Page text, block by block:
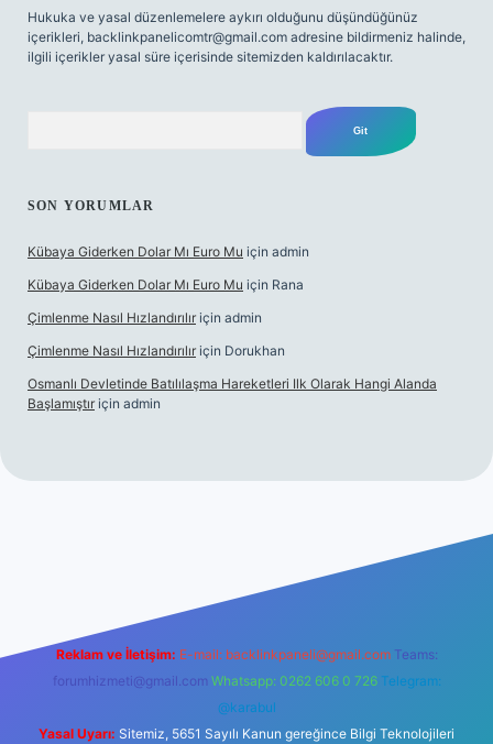
Hukuka ve yasal düzenlemelere aykırı olduğunu düşündüğünüz
içerikleri, backlinkpanelicomtr@gmail.com adresine bildirmeniz halinde,
ilgili içerikler yasal süre içerisinde sitemizden kaldırılacaktır.
SON YORUMLAR
Kübaya Giderken Dolar Mı Euro Mu için admin
Kübaya Giderken Dolar Mı Euro Mu için Rana
Çimlenme Nasıl Hızlandırılır için admin
Çimlenme Nasıl Hızlandırılır için Dorukhan
Osmanlı Devletinde Batılılaşma Hareketleri Ilk Olarak Hangi Alanda
Başlamıştır için admin
Reklam ve İletişim: E-mail: backlinkpaneli@gmail.com Teams:
forumhizmeti@gmail.com Whatsapp: 0262 606 0 726 Telegram:
@karabul
Yasal Uyarı: Sitemiz, 5651 Sayılı Kanun gereğince Bilgi Teknolojileri